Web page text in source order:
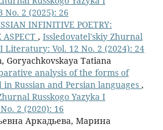
2 (2025): 26
INFINITIVE POETRY:
, Issledovatel'skiy Zhurnal
Literatury: Vol. 12 No. 2 (2024): 24
Goryachkovskaya Tatiana
analysis of the forms of
Russian and Persian languages ,
Russkogo Yazyka I
2 (2020): 16
Аркадьева, Марина